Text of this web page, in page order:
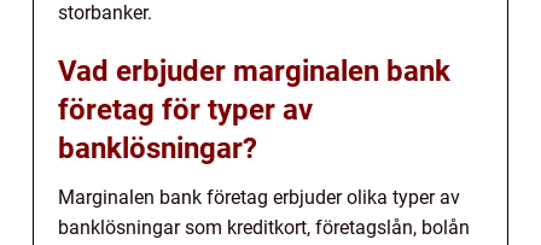
storbanker.
Vad erbjuder marginalen bank
företag för typer av
banklösningar?
Marginalen bank företag erbjuder olika typer av
banklösningar som kreditkort, företagslån, bolån